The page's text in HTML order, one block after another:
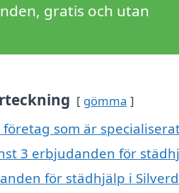
gratis och utan
gömma
som är
3 erbjudanden för
för städhjälp i